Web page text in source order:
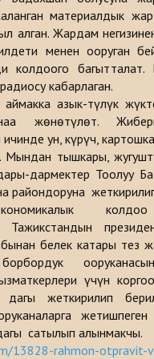
бюллетендер
стратегиялык изилдөө
материалдык
алган. Жардам
менен ооруган
колдоого багытталат.
кабарлаган.
азык-түлүк
жөнөтүлөт.
ун, күрүч,
Мындан тышкары,
дармектер Тоолуу
райондоруна
экономикалык
Тажикстандын
белек катары тез
үчүн
дагы жеткирилип
сатылып алынмакчы.
13828-rahmon-otpravit-